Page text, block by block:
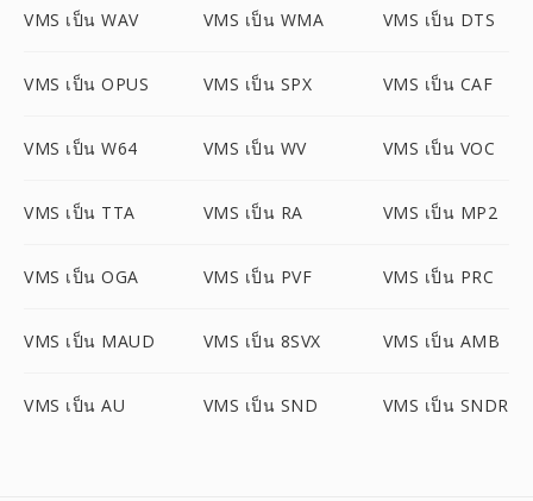
VMS เป็น WAV VMS เป็น WMA VMS เป็น DTS
VMS เป็น OPUS VMS เป็น SPX VMS เป็น CAF
VMS เป็น W64 VMS เป็น WV VMS เป็น VOC
VMS เป็น TTA VMS เป็น RA VMS เป็น MP2
VMS เป็น OGA VMS เป็น PVF VMS เป็น PRC
VMS เป็น MAUD VMS เป็น 8SVX VMS เป็น AMB
VMS เป็น AU VMS เป็น SND VMS เป็น SNDR